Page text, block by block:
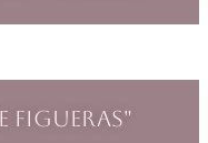
Figueras"